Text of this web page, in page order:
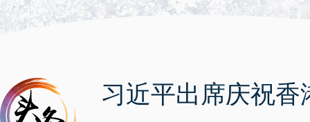
习近平出席庆祝